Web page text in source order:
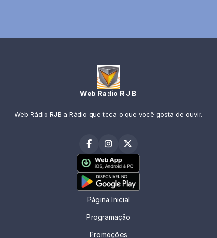
Web Radio R J B
Web Rádio RJB a Rádio que toca o que você gosta de ouvir.
Página Inicial
Programação
Promoções